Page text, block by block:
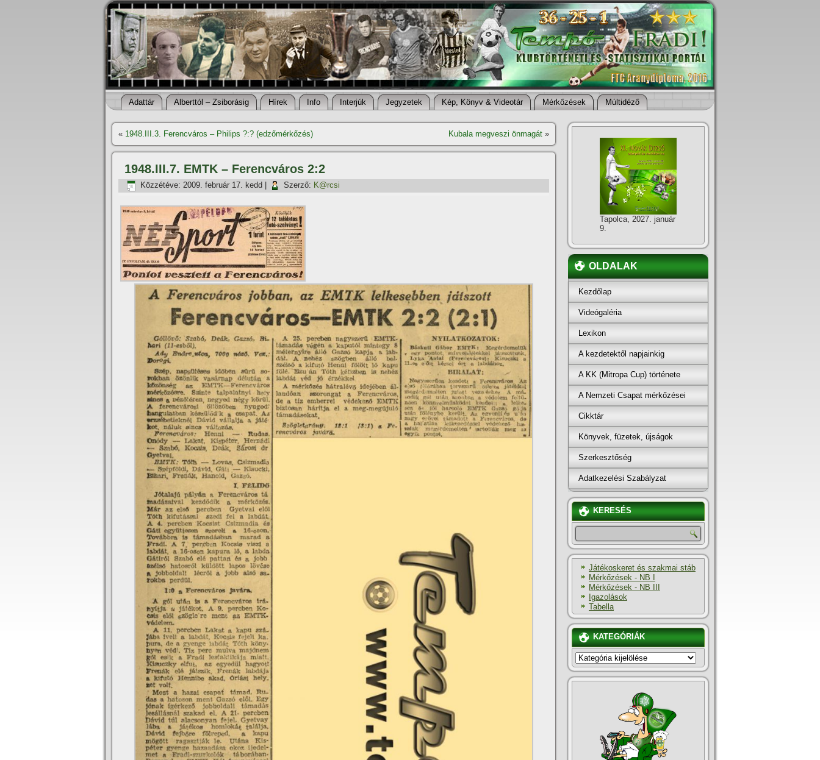
Adattár Alberttól – Zsiborásig Hí­rek Info Interjúk Jegyzetek Kép, Könyv & Videotár Mérkőzések Múltidéző
« 1948.III.3. Ferencváros – Philips ?:? (edzőmérkőzés) Kubala megveszi önmagát »
1948.III.7. EMTK – Ferencváros 2:2
Közzétéve: 2009. február 17. kedd Szerző: K@rcsi
Tapolca, 2027. január
9.
OLDALAK
Kezdőlap
Videógaléria
Lexikon
A kezdetektől napjainkig
A KK (Mitropa Cup) története
A Nemzeti Csapat mérkőzései
Cikktár
Könyvek, füzetek, újságok
Szerkesztőség
Adatkezelési Szabályzat
KERESÉS
Játékoskeret és szakmai stáb
Mérkőzések - NB I
Mérkőzések - NB III
Igazolások
Tabella
KATEGÓRIÁK
KATEGÓRIÁK